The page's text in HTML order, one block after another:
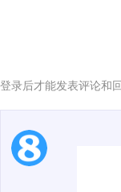
登录后才能发表评论和
1.